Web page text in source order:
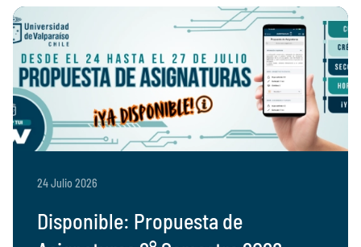
24 Julio 2026
Disponible: Propuesta de